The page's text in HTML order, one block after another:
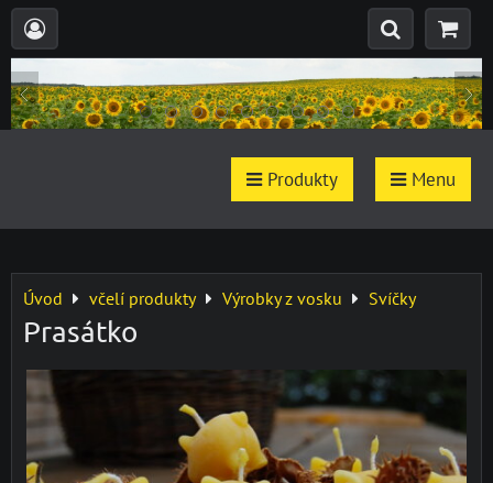
Produkty Menu
Úvod včelí produkty Výrobky z vosku Svíčky
Prasátko